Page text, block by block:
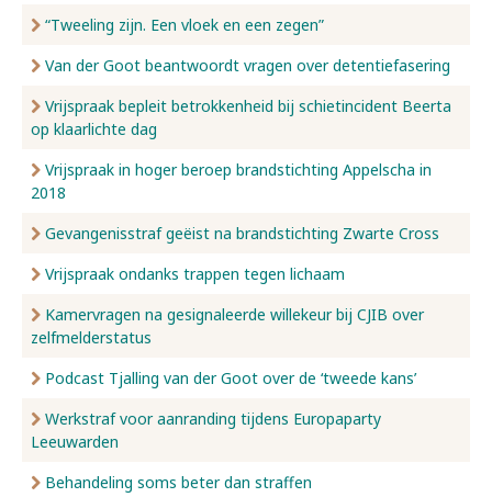
“Tweeling zijn. Een vloek en een zegen”
Van der Goot beantwoordt vragen over detentiefasering
Vrijspraak bepleit betrokkenheid bij schietincident Beerta
op klaarlichte dag
Vrijspraak in hoger beroep brandstichting Appelscha in
2018
Gevangenisstraf geëist na brandstichting Zwarte Cross
Vrijspraak ondanks trappen tegen lichaam
Kamervragen na gesignaleerde willekeur bij CJIB over
zelfmelderstatus
Podcast Tjalling van der Goot over de ‘tweede kans’
Werkstraf voor aanranding tijdens Europaparty
Leeuwarden
Behandeling soms beter dan straffen